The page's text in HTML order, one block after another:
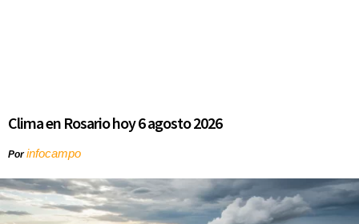
Clima en Rosario hoy 6 agosto 2026
Porinfocampo